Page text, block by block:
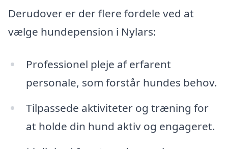
Derudover er der flere fordele ved at
vælge hundepension i Nylars:
Professionel pleje af erfarent
personale, som forstår hundes behov.
Tilpassede aktiviteter og træning for
at holde din hund aktiv og engageret.